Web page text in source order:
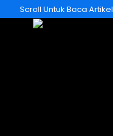
Scroll Untuk Baca Artikel